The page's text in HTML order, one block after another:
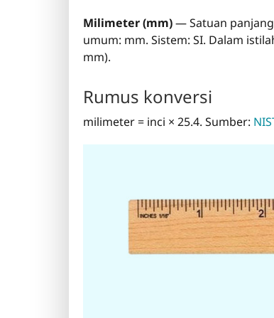
Milimeter (mm)— Satuan
umum: mm. Sistem: SI. Dalam
mm).
Rumus konversi
milimeter = inci × 25.4. Sumber: